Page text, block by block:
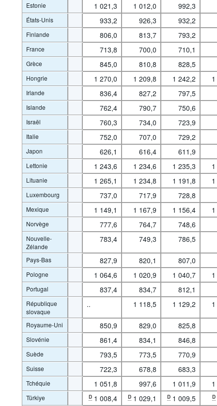
Estonie 1 021,3 1 012,0 992,3
États-Unis 933,2 926,3 932,2
Finlande 806,0 813,7 793,2
France 713,8 700,0 710,1
Grèce 845,0 810,8 828,5
Hongrie 1 270,0 1 209,8 1 242,2
Irlande 836,4 827,2 797,5
Islande 762,4 790,7 750,6
Israël 760,3 734,0 723,9
Italie 752,0 707,0 729,2
Japon 626,1 616,4 611,9
Lettonie 1 243,6 1 234,6 1 235,3
Lituanie 1 265,1 1 234,8 1 191,8
Luxembourg 737,0 717,9 728,8
Mexique 1 149,1 1 167,9 1 156,4
Norvège 777,6 764,7 748,6
Nouvelle-
Zélande
783,4 749,3 786,5
Pays-Bas 827,9 820,1 807,0
Pologne 1 064,6 1 020,9 1 040,7
Portugal 837,4 834,7 812,1
République
slovaque
.. 1 118,5 1 129,2
Royaume-Uni 850,9 829,0 825,8
Slovénie 861,4 834,1 846,8
Suède 793,5 773,5 770,9
Suisse 722,3 678,8 683,3
Tchéquie 1 051,8 997,6 1 011,9
Türkiye D 1 008,4 D 1 029,1 D 1 009,5 D